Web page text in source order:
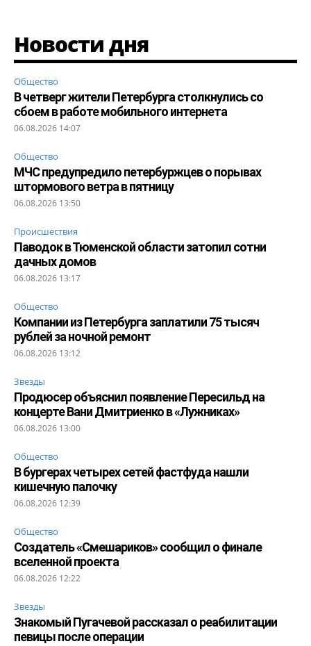
Новости дня
Общество
В четверг жители Петербурга столкнулись со
сбоем в работе мобильного интернета
06.08.2026 14:07
Общество
МЧС предупредило петербуржцев о порывах
штормового ветра в пятницу
06.08.2026 13:50
Происшествия
Паводок в Тюменской области затопил сотни
дачных домов
06.08.2026 13:17
Общество
Компании из Петербурга заплатили 75 тысяч
рублей за ночной ремонт
06.08.2026 13:12
Звезды
Продюсер объяснил появление Пересильд на
концерте Вани Дмитриенко в «Лужниках»
06.08.2026 13:00
Общество
В бургерах четырех сетей фастфуда нашли
кишечную палочку
06.08.2026 12:39
Общество
Создатель «Смешариков» сообщил о финале
вселенной проекта
06.08.2026 12:22
Звезды
Знакомый Пугачевой рассказал о реабилитации
певицы после операции